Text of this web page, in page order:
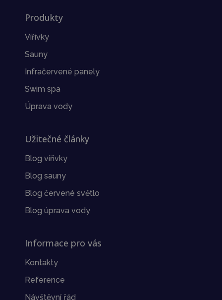
Produkty
Vířivky
Sauny
Infračervené panely
Swim spa
Úprava vody
Užitečné články
Blog vířivky
Blog sauny
Blog červené světlo
Blog úprava vody
Informace pro vás
Kontakty
Reference
Návštěvní řád